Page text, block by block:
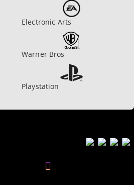
Electronic Arts
Warner Bros
Playstation